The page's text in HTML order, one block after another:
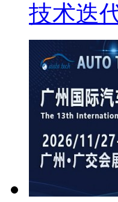
技术迭